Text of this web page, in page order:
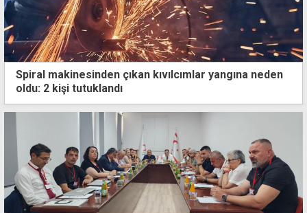
Spiral makinesinden çıkan kıvılcımlar yangına neden
oldu: 2 kişi tutuklandı